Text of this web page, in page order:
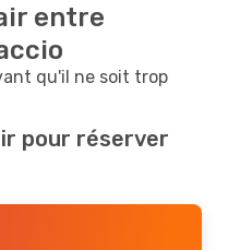
entre
qu'il ne soit trop
pour réserver